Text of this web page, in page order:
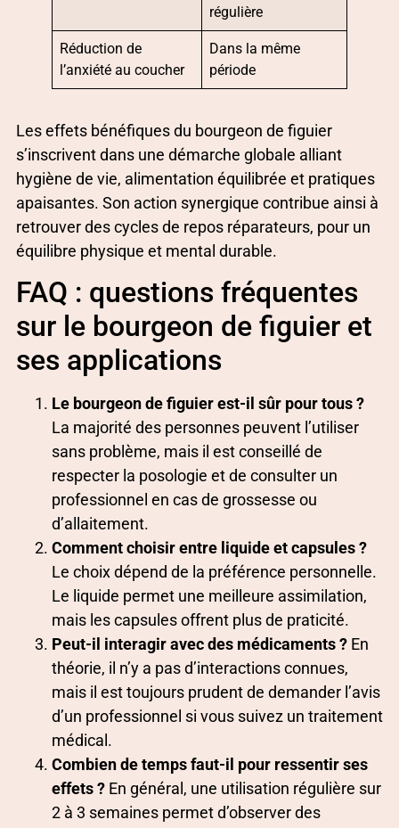
régulière
Réduction de
l’anxiété au coucher
Dans la même
période
Les effets bénéfiques du bourgeon de figuier
s’inscrivent dans une démarche globale alliant
hygiène de vie, alimentation équilibrée et pratiques
apaisantes. Son action synergique contribue ainsi à
retrouver des cycles de repos réparateurs, pour un
équilibre physique et mental durable.
FAQ : questions fréquentes
sur le bourgeon de figuier et
ses applications
Le bourgeon de figuier est-il sûr pour tous ?
La majorité des personnes peuvent l’utiliser
sans problème, mais il est conseillé de
respecter la posologie et de consulter un
professionnel en cas de grossesse ou
d’allaitement.
Comment choisir entre liquide et capsules ?
Le choix dépend de la préférence personnelle.
Le liquide permet une meilleure assimilation,
mais les capsules offrent plus de praticité.
Peut-il interagir avec des médicaments ? En
théorie, il n’y a pas d’interactions connues,
mais il est toujours prudent de demander l’avis
d’un professionnel si vous suivez un traitement
médical.
Combien de temps faut-il pour ressentir ses
effets ? En général, une utilisation régulière sur
2 à 3 semaines permet d’observer des